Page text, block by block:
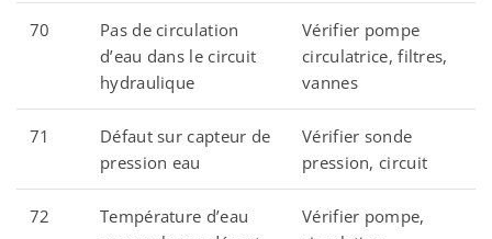
70
Pas de circulation
d’eau dans le circuit
hydraulique
Vérifier pompe
circulatrice, filtres,
vannes
71
Défaut sur capteur de
pression eau
Vérifier sonde
pression, circuit
72
Température d’eau
Vérifier pompe,